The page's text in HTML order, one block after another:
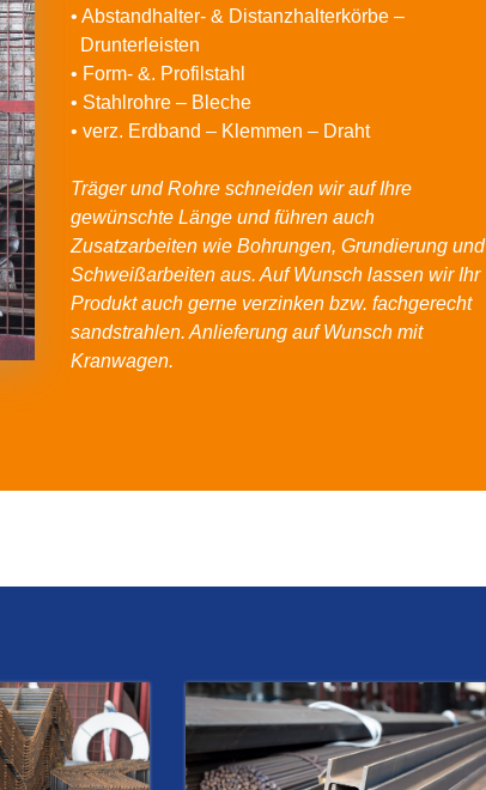
• Abstandhalter- & Distanzhalterkörbe –
Drunterleisten
• Form- &. Profilstahl
• Stahlrohre – Bleche
• verz. Erdband – Klemmen – Draht
Träger und Rohre schneiden wir auf Ihre
gewünschte Länge und führen auch
Zusatzarbeiten wie Bohrungen, Grundierung und
Schweißarbeiten aus. Auf Wunsch lassen wir Ihr
Produkt auch gerne verzinken bzw. fachgerecht
sandstrahlen. Anlieferung auf Wunsch mit
Kranwagen.